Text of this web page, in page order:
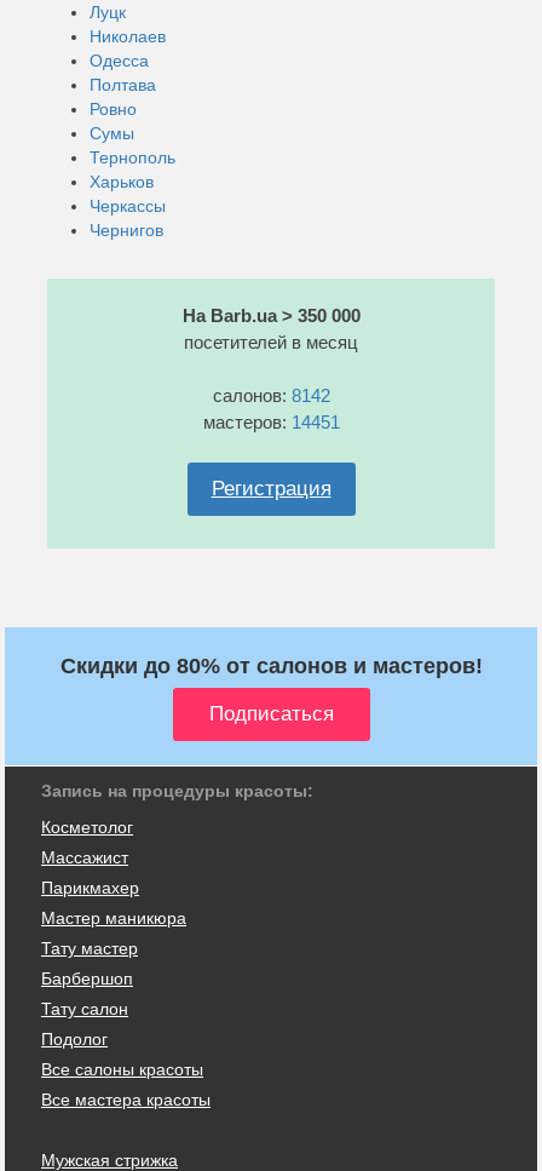
Луцк
Николаев
Одесса
Полтава
Ровно
Сумы
Тернополь
Харьков
Черкассы
Чернигов
На Barb.ua > 350 000
посетителей в месяц
салонов: 8142
мастеров: 14451
Регистрация
Скидки до 80% от салонов и мастеров!
Запись на процедуры красоты:
Косметолог
Массажист
Парикмахер
Мастер маникюра
Тату мастер
Барбершоп
Тату салон
Подолог
Все салоны красоты
Все мастера красоты
Мужская стрижка